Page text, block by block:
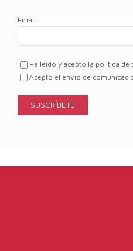
Email
He leído y acepto la política de
Acepto el envío de